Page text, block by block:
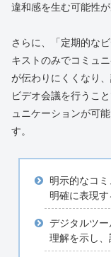
違和感を生む可能性が
さらに、「定期的な
キストのみでコミュ
が伝わりにくくなり
ビデオ会議を行うこ
ュニケーションが可
す。
明示的なコ
明確に表現す
デジタルツ
理解を示し